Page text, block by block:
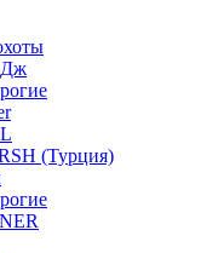
Дж
(Турция)